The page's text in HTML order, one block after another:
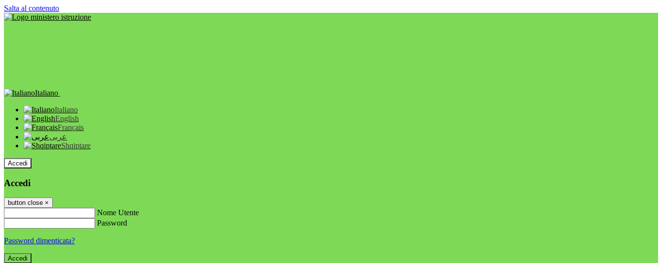
Salta al contenuto
Italiano
Italiano
English
Français
عربى
Shqiptare
Accedi
Accedi
button close ×
Nome Utente
Password
Password dimenticata?